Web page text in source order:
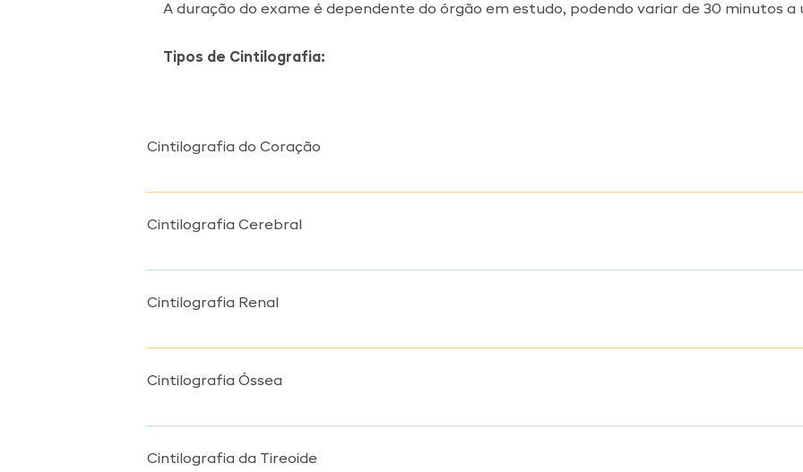
Cintilografia do Coração
A Cintilografia  do Coração/ Miocárdica é um exame que avalia o risco de sofrer um infarto ou outros
Cintilografia Cerebral
A Cintilografia Cerebral é um exame que tem a função de detectar alterações na circulação de
Cintilografia Renal
A Cintilografia Renal é um exame que avalia a forma e o funcionamento dos rins. o procedimento é
(dtpa) e estática (dmsa).
Cintilografia Óssea
A Cintilografia Óssea é um exame que avalia o esqueleto humano em busca de metástases oriundas
Cintilografia da Tireoide
A duração do exame é dependente do órgão em estudo, podendo variar de 30 minutos a
Tipos de Cintilografia: